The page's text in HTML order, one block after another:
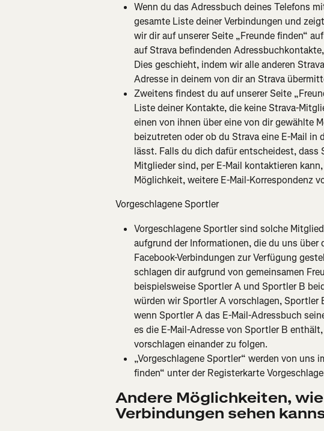
Wenn du das Adressbuch deines Telefons
gesamte Liste deiner Verbindungen und
wir dir auf unserer Seite „Freunde finden“
auf Strava befindenden
Dies geschieht, indem wir alle anderen
Adresse in deinem von dir an Strava
Zweitens findest du auf unserer Seite
Liste deiner Kontakte, die keine Strava-
einen von ihnen über eine von dir gewählte
beizutreten oder ob du Strava eine E-Mail in
lässt. Falls du dich dafür entscheidest, dass
Mitglieder sind, per E-Mail kontaktieren
Möglichkeit, weitere E-Mail-Korrespondenz
Vorgeschlagene Sportler
Vorgeschlagene Sportler sind solche
aufgrund der Informationen, die du uns
Facebook-Verbindungen zur Verfügung
schlagen dir aufgrund von gemeinsamen
beispielsweise Sportler A und Sportler B
würden wir Sportler A vorschlagen, Sportler
wenn Sportler A das E-Mail-Adressbuch
es die E-Mail-Adresse von Sportler B
vorschlagen einander zu folgen.
„Vorgeschlagene Sportler“ werden von uns
finden“ unter der Registerkarte
Andere Möglichkeiten,
Verbindungen sehen